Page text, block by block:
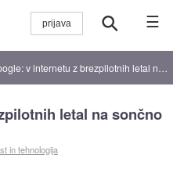
☰
v internetu z brezpilotnih letal na sončno energijo ni prihodnosti
letal na sončno
in tehnologija